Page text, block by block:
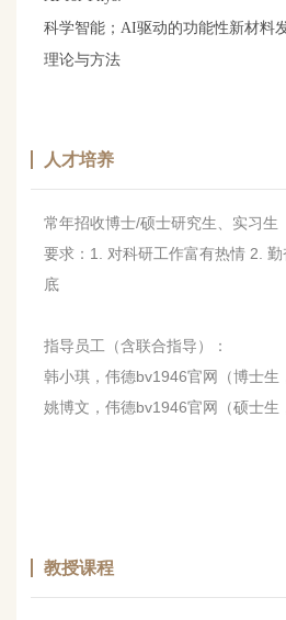
科学智能；AI驱动的功能性新材料
理论与方法
人才培养
常年招收博士/硕士研究生、实习生
要求：1. 对科研工作富有热情 2.
底
指导员工（含联合指导）：
韩小琪，伟德bv1946官网（博士生
姚博文，伟德bv1946官网（硕士生
教授课程